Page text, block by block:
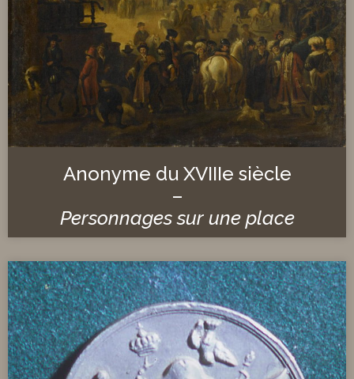
Anonyme du XVIIIe siècle
–
Personnages sur une place